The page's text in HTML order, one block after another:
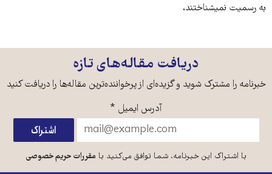
به رسمیت نمیشناختند،
دریافت مقاله‌های تازه
خبرنامه را مشترک شوید و گزیده‌ای از پرخواننده‌ترین مقاله‌ها را دریافت کنید
آدرس ایمیل *
با اشتراک این خبرنامه، شما توافق می‌کنید بامقررات حریم خصوصی